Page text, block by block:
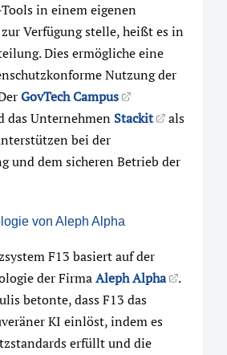
in einem eigenen
Verfügung stelle, heißt es in
Dies ermögliche eine
Nutzung der
GovTech Campus
das Unternehmen Stackit
als
bei der
und dem sicheren Betrieb der
von Aleph Alpha
F13 basiert auf der
der FirmaAleph Alpha
.
betonte, dass F13 das
KI einlöst, indem es
erfüllt und die